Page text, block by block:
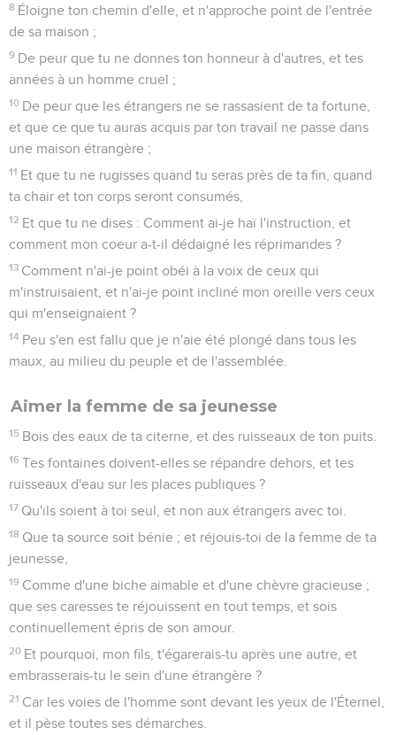
8 Éloigne ton chemin d'elle, et n'approche point de l'entrée
de sa maison ;
9 De peur que tu ne donnes ton honneur à d'autres, et tes
années à un homme cruel ;
10 De peur que les étrangers ne se rassasient de ta fortune,
et que ce que tu auras acquis par ton travail ne passe dans
une maison étrangère ;
11 Et que tu ne rugisses quand tu seras près de ta fin, quand
ta chair et ton corps seront consumés,
12 Et que tu ne dises : Comment ai-je haï l'instruction, et
comment mon coeur a-t-il dédaigné les réprimandes ?
13 Comment n'ai-je point obéi à la voix de ceux qui
m'instruisaient, et n'ai-je point incliné mon oreille vers ceux
qui m'enseignaient ?
14 Peu s'en est fallu que je n'aie été plongé dans tous les
maux, au milieu du peuple et de l'assemblée.
Aimer la femme de sa jeunesse
15 Bois des eaux de ta citerne, et des ruisseaux de ton puits.
16 Tes fontaines doivent-elles se répandre dehors, et tes
ruisseaux d'eau sur les places publiques ?
17 Qu'ils soient à toi seul, et non aux étrangers avec toi.
18 Que ta source soit bénie ; et réjouis-toi de la femme de ta
jeunesse,
19 Comme d'une biche aimable et d'une chèvre gracieuse ;
que ses caresses te réjouissent en tout temps, et sois
continuellement épris de son amour.
20 Et pourquoi, mon fils, t'égarerais-tu après une autre, et
embrasserais-tu le sein d'une étrangère ?
21 Car les voies de l'homme sont devant les yeux de l'Éternel,
et il pèse toutes ses démarches.